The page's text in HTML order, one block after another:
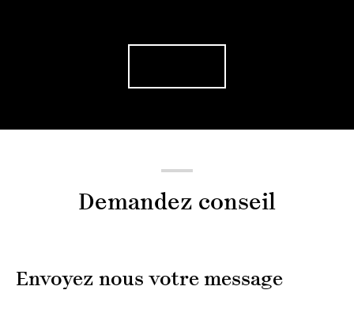
Demandez conseil
Envoyez nous votre message